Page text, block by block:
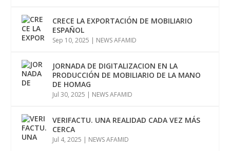
CRECE LA EXPORTACIÓN DE MOBILIARIO
ESPAÑOL
Sep 10, 2025 | NEWS AFAMID
JORNADA DE DIGITALIZACION EN LA
PRODUCCIÓN DE MOBILIARIO DE LA MANO
DE HOMAG
Jul 30, 2025 | NEWS AFAMID
VERIFACTU. UNA REALIDAD CADA VEZ MÁS
CERCA
Jul 4, 2025 | NEWS AFAMID